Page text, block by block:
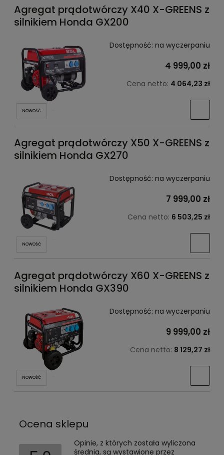
Agregat prądotwórczy X40 X-GREENS z
silnikiem Honda GX200
Dostępność: na wyczerpaniu
4 999,00 zł
Cena netto: 4 064,23 zł
NOWOŚĆ
Agregat prądotwórczy X50 X-GREENS z
silnikiem Honda GX270
Dostępność: na wyczerpaniu
7 999,00 zł
Cena netto: 6 503,25 zł
NOWOŚĆ
Agregat prądotwórczy X60 X-GREENS z
silnikiem Honda GX390
Dostępność: na wyczerpaniu
9 999,00 zł
Cena netto: 8 129,27 zł
NOWOŚĆ
Ocena sklepu
Opinie, z których została wyliczona
średnia, są wystawione przez